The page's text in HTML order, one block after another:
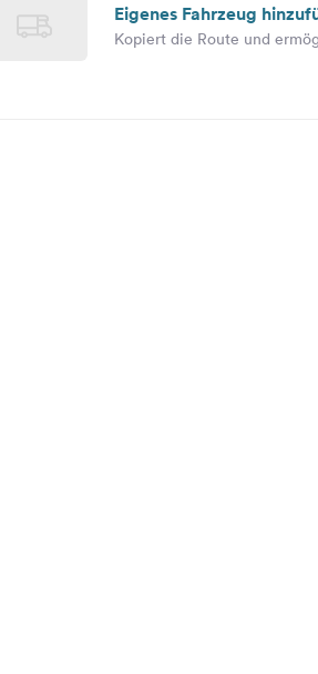
Eigenes Fahrzeug
Kopiert die Route und